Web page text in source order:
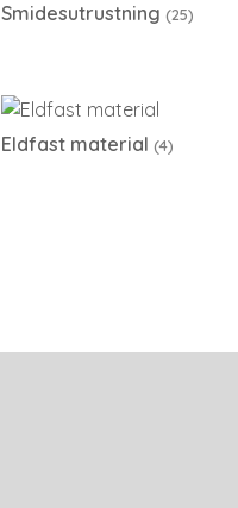
Smidesutrustning (25)
Eldfast material (4)